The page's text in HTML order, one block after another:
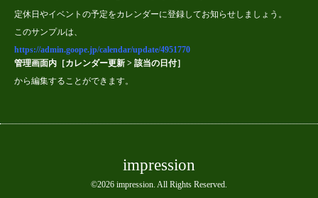
定休日やイベントの予定をカレンダーに登録してお知らせしましょう。
このサンプルは、
https://admin.goope.jp/calendar/update/4951770
管理画面内［カレンダー更新 > 該当の日付］
から編集することができます。
impression
©2026 impression. All Rights Reserved.